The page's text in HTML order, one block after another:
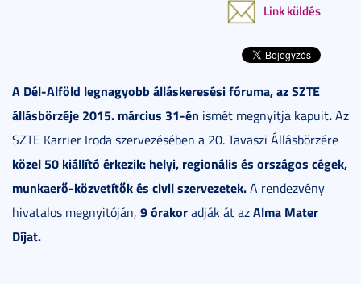
Link küldés
A Dél-Alföld legnagyobb álláskeresési fóruma, az SZTE
állásbörzéje 2015. március 31-én ismét megnyitja kapuit.Az
SZTE Karrier Iroda szervezésében a 20. Tavaszi Állásbörzére
közel 50 kiállító érkezik: helyi, regionális és országos cégek,
munkaerő-közvetítők és civil szervezetek.A rendezvény
hivatalos megnyitóján, 9 órakoradják át azAlma Mater
Díjat.